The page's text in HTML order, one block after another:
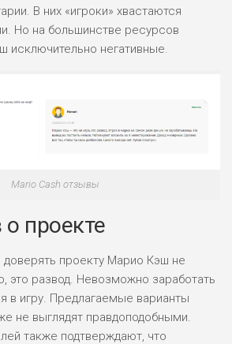
В них «игроки» хвастаются
Но на большинстве ресурсов
исключительно негативные.
Mario Cash отзывы
проекте
проекту Марио Кэш не
это развод. Невозможно заработать
в игру. Предлагаемые варианты
не выглядят правдоподобными.
также подтверждают, что